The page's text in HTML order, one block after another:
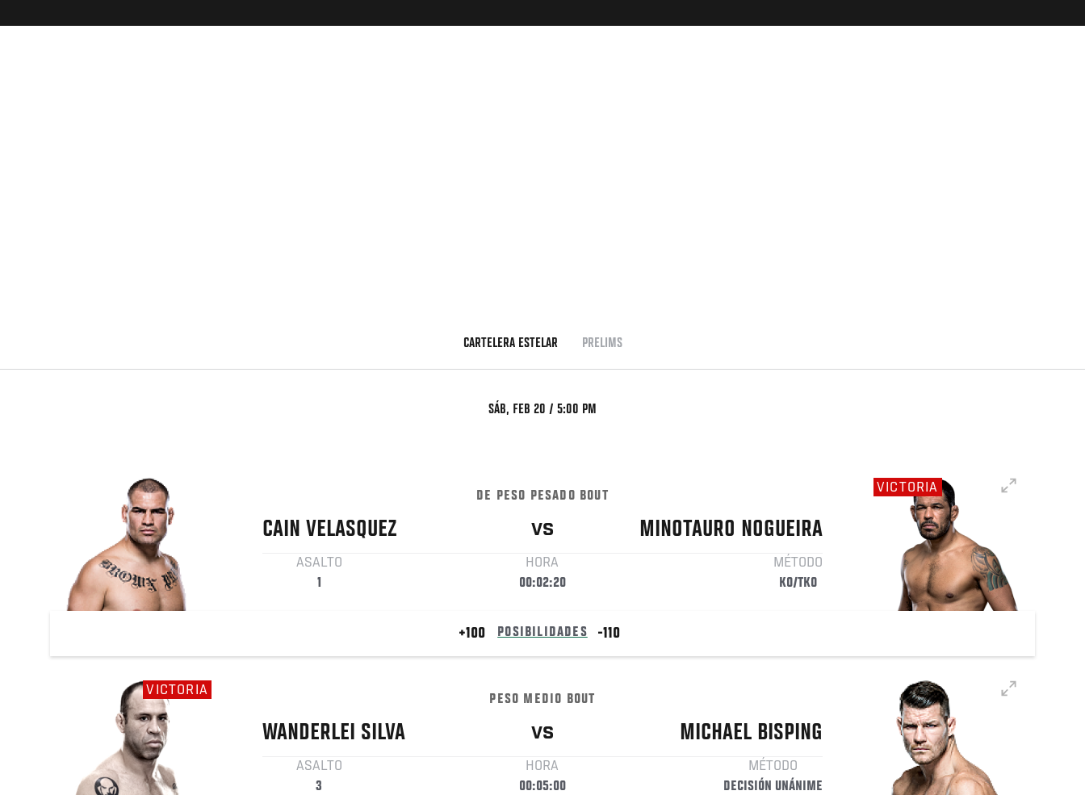
CARTELERA ESTELAR PRELIMS
SÁB, FEB 20 / 5:00 PM
DE PESO PESADO BOUT
CAIN VELASQUEZ VS MINOTAURO NOGUEIRA
ASALTO
1
HORA
00:02:20
MÉTODO
KO/TKO
VICTORIA
+100 POSIBILIDADES -110
VICTORIA
PESO MEDIO BOUT
WANDERLEI SILVA VS MICHAEL BISPING
ASALTO
3
HORA
00:05:00
MÉTODO
DECISIÓN UNÁNIME